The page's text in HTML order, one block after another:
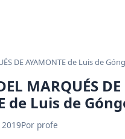
DE AYAMONTE de Luis de
MARQUÉS DE
de Luis de
Por profe